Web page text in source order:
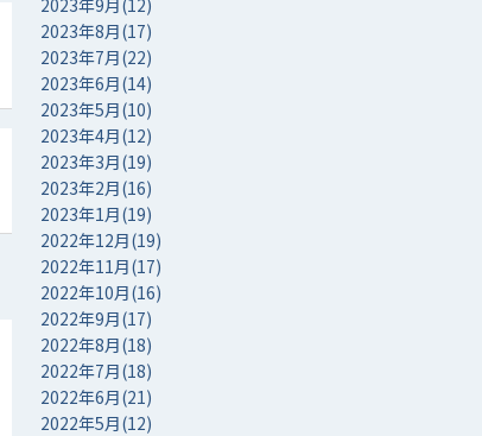
2023年9月(12)
2023年8月(17)
2023年7月(22)
2023年6月(14)
2023年5月(10)
2023年4月(12)
2023年3月(19)
2023年2月(16)
2023年1月(19)
2022年12月(19)
2022年11月(17)
2022年10月(16)
2022年9月(17)
2022年8月(18)
2022年7月(18)
2022年6月(21)
2022年5月(12)